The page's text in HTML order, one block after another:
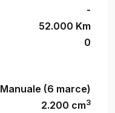
-
52.000 Km
0
Manuale (6 marce)
2.200 cm3